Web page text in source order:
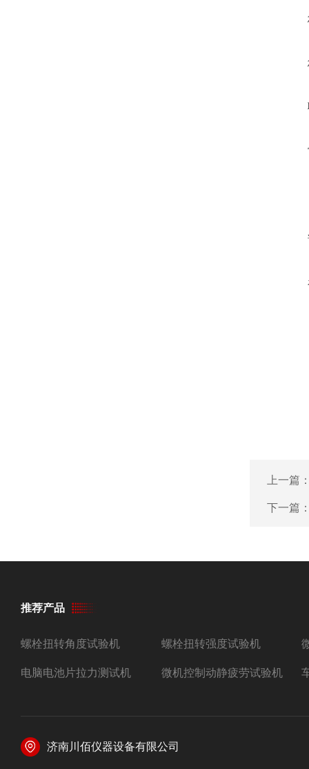
上一篇
下一篇
推荐产品
螺栓扭转角度试验机 螺栓扭转强度试验机
电脑电池片拉力测试机 微机控制动静疲劳试验机
济南川佰仪器设备有限公司